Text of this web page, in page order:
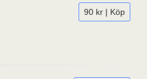
90 kr | Köp